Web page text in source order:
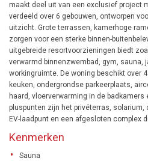
maakt deel uit van een exclusief project
verdeeld over 6 gebouwen, ontworpen
uitzicht. Grote terrassen, kamerhoge
zorgen voor een sterke binnen-
uitgebreide resortvoorzieningen biedt
verwarmd binnenzwembad, gym, sauna,
workingruimte. De woning beschikt over
keuken, ondergrondse parkeerplaats,
haard, vloerverwarming in de
pluspunten zijn het privéterras, solarium,
EV-laadpunt en een afgesloten complex
Kenmerken
Sauna